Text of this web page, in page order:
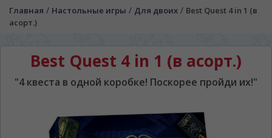
Главная / Настольные игры / Для двоих / Best Quest 4 in 1 (в
асорт.)
Best Quest 4 in 1 (в асорт.)
"4 квеста в одной коробке! Поскорее пройди их!"